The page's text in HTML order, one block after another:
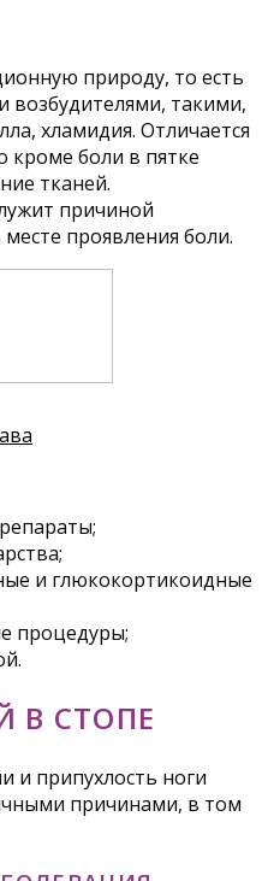
природу, то есть
возбудителями, такими,
хламидия. Отличается
кроме боли в пятке
тканей.
причиной
проявления боли.
и глюкокортикоидные
процедуры;
В СТОПЕ
и припухлость ноги
причинами, в том